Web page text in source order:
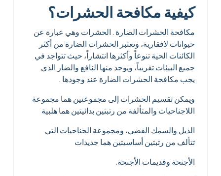
كيفية مكافحة الحشرات؟
مكافحة الحشرات الضارة . الحشرات وهي عبارة عن
حيوانات لافقارية، وتعتبر الحشرات الضارة من أكثر
الكائنات الحية تنوعاً وأكثرها انتشاراً، حيث تتواجد في
جميع البيئات تقريباً، ويوجد منها النافع والضار الذي
يجب مكافحة الحشرات الضارة عند وجودها .
ويمكن تقسيم الحشرات إلى مجموعتين هما مجموعة
اللاجناحيات والمتألفة من رتبتين بدائيتين هما هلبية
الذيل والسمك الفضي، ومجموعة الجناحيات التي
تتألف من رتبتين أساسيتين هما جديدات
الأجنحة وقديمات الأجنحة.